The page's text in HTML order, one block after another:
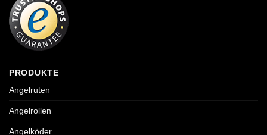
PRODUKTE
Angelruten
Angelrollen
Angelköder